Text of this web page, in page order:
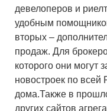
девелоперов и
удобным
вторых –
продаж. Для
которого они могут
новостроек по всей
дома.Также в
других сайтов